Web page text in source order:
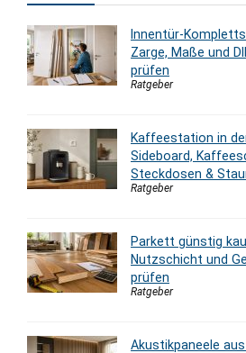
Innentür-
Zarge, Maße und
prüfen
Ratgeber
Kaffeestation in
Sideboard,
Steckdosen &
Ratgeber
Parkett günstig
Nutzschicht und
prüfen
Ratgeber
Akustikpaneele